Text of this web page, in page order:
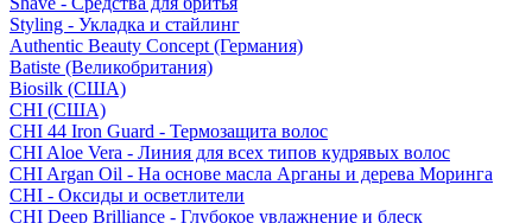
Styling - Укладка и стайлинг
Authentic Beauty Concept (Германия)
Batiste (Великобритания)
Biosilk (США)
CHI (США)
CHI 44 Iron Guard - Термозащита волос
CHI Aloe Vera - Линия для всех типов кудрявых волос
CHI Argan Oil - На основе масла Арганы и дерева Моринга
CHI - Оксиды и осветлители
CHI Deep Brilliance - Глубокое увлажнение и блеск